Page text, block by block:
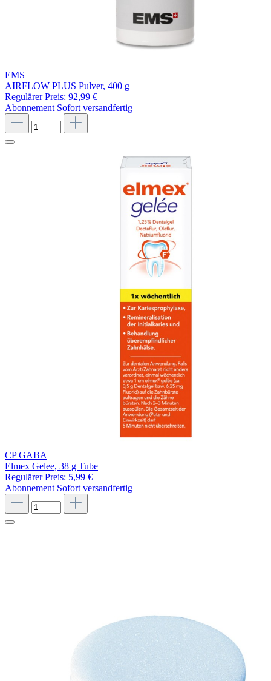
EMS
AIRFLOW PLUS Pulver, 400 g
Regulärer Preis: 92,99 €
Abonnement Sofort versandfertig
CP GABA
Elmex Gelee, 38 g Tube
Regulärer Preis: 5,99 €
Abonnement Sofort versandfertig